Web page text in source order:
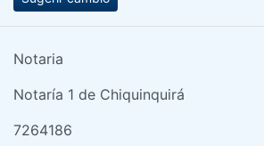
Notaria
Notaría 1 de Chiquinquirá
7264186